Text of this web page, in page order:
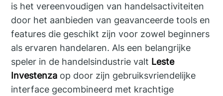
is het vereenvoudigen van handelsactiviteiten
door het aanbieden van geavanceerde tools en
features die geschikt zijn voor zowel beginners
als ervaren handelaren. Als een belangrijke
speler in de handelsindustrie valt Leste
Investenza op door zijn gebruiksvriendelijke
interface gecombineerd met krachtige